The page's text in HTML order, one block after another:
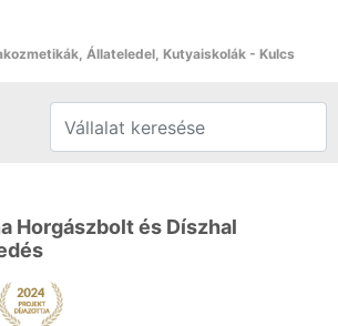
Állateledel, Kutyaiskolák - Kulcs
Horgászbolt és Díszhal